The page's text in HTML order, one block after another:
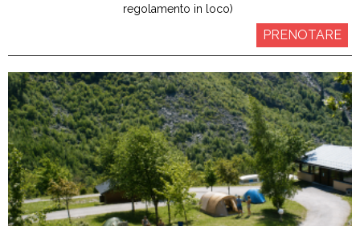
regolamento in loco)
PRENOTARE